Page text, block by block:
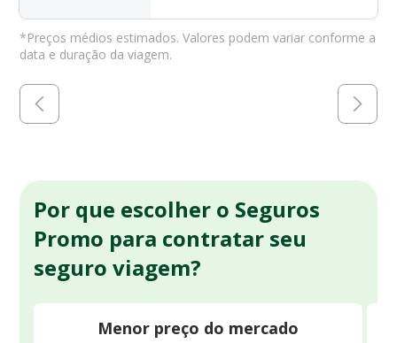
*Preços médios estimados. Valores podem variar conforme a
data e duração da viagem.
Por que escolher o Seguros
Promo para contratar seu
seguro viagem?
Menor preço do mercado